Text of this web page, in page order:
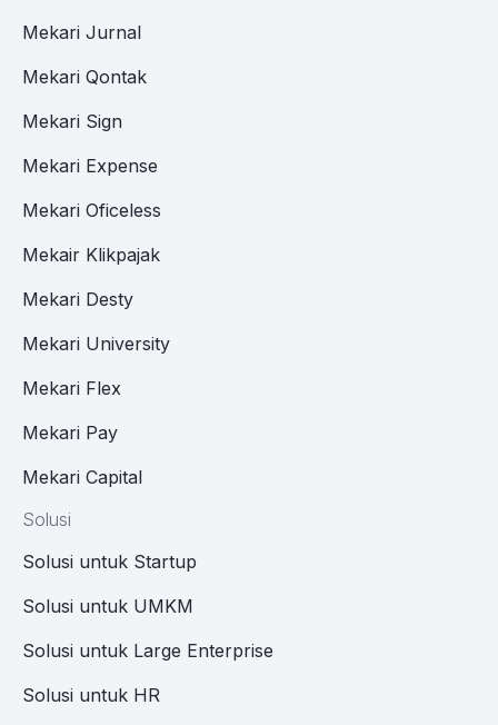
Mekari Jurnal
Mekari Qontak
Mekari Sign
Mekari Expense
Mekari Oficeless
Mekair Klikpajak
Mekari Desty
Mekari University
Mekari Flex
Mekari Pay
Mekari Capital
Solusi
Solusi untuk Startup
Solusi untuk UMKM
Solusi untuk Large Enterprise
Solusi untuk HR